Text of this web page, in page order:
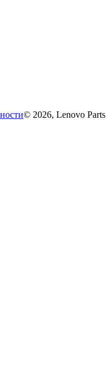
© 2026, Lenovo Parts